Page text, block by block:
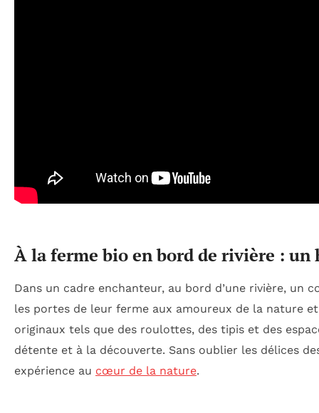
À la ferme bio en bord de rivière :
Dans un cadre enchanteur, au bord d’une rivière, un
les portes de leur ferme aux amoureux de la nature
originaux tels que des roulottes, des tipis et des
détente et à la découverte. Sans oublier les délices
expérience au cœur de la nature.